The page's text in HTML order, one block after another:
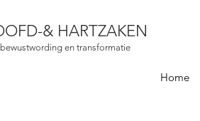
& HARTZAKEN
bewustwording en transformatie
Home